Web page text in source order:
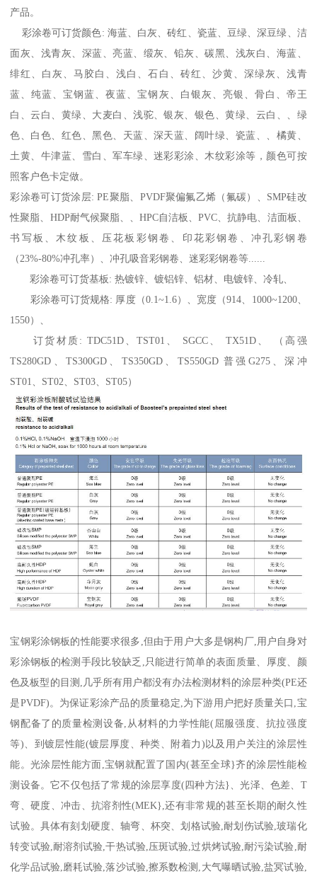
产品。
彩涂卷可订货颜色: 海蓝、白灰、砖红、瓷蓝、豆绿、深豆绿、洁
面灰、浅青灰、深蓝、亮蓝、缎灰、铅灰、碳黑、浅灰白、海蓝、
绯红、白灰、马胶白、浅白、石白、砖红、沙黄、深绿灰、浅青
蓝、纯蓝、宝钢蓝、夜蓝、宝钢灰、白银灰、亮银、骨白、帝王
白、云白、黄绿、大麦白、浅驼、银灰、银色、黄绿、云白、、绿
色、白色、红色、黑色、天蓝、深天蓝、阔叶绿、瓷蓝、、橘黄、
土黄、牛津蓝、雪白、军车绿、迷彩彩涂、木纹彩涂等，颜色可按
照客户色卡定做。
彩涂卷可订货涂层: PE聚脂、PVDF聚偏氟乙烯（氟碳）、SMP硅改
性聚脂、HDP耐气候聚脂、、HPC自洁板、PVC、抗静电、洁面板、
书写板、木纹板、压花板彩钢卷、印花彩钢卷、冲孔彩钢卷
（23%-80%冲孔率）、冲孔吸音彩钢卷、迷彩彩钢卷等......
彩涂卷可订货基板: 热镀锌、镀铝锌、铝材、电镀锌、冷轧、
彩涂卷可订货规格: 厚度（0.1~1.6）、宽度（914、1000~1200、
1550）、
订货材质: TDC51D、TST01、 SGCC、 TX51D、 （高强
TS280GD、TS300GD、TS350GD、TS550GD 普强G275、深冲
ST01、ST02、ST03、ST05）
宝钢彩涂钢板的性能要求很多,但由于用户大多是钢构厂,用户自身对
彩涂钢板的检测手段比较缺乏,只能进行简单的表面质量、厚度、颜
色及板型的目测,几乎所有用户都没有办法检测材料的涂层种类(PE还
是PVDF)。为保证彩涂产品的质量稳定,为下游用户把好质量关口,宝
钢配备了的质量检测设备,从材料的力学性能(屈服强度、抗拉强度
等)、到镀层性能(镀层厚度、种类、附着力)以及用户关注的涂层性
能。光涂层性能方面,宝钢就配置了国内(甚至全球}齐的涂层性能检
测设备。它不仅包括了常规的涂层享度(四种方法}、光泽、色差、T
弯、硬度、冲击、抗溶剂性(MEK},还有非常规的甚至长期的耐久性
试验。具体有刻划硬度、轴弯、杯突、划格试验,耐划伤试验,玻瑞化
转变试验,耐溶剂试验,干热试验,压斑试验,过烘烤试验,耐污染试验,耐
化学品试验,磨耗试验,落沙试验,擦系数检测,大气曝晒试验,盐冥试验,